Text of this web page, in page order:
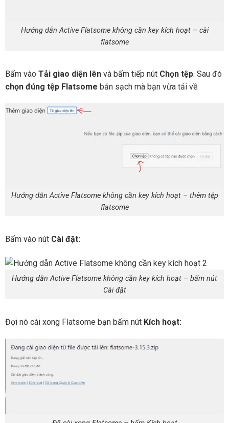
Hướng dẫn Active Flatsome không cần key kích hoạt – cài
flatsome
Bấm vào Tải giao diện lên và bấm tiếp nút Chọn tệp. Sau đó
chọn đúng tệp Flatsome bản sạch mà bạn vừa tải về:
Hướng dẫn Active Flatsome không cần key kích hoạt – thêm tệp
flatsome
Bấm vào nút Cài đặt:
Hướng dẫn Active Flatsome không cần key kích hoạt – bấm nút
Cài đặt
Đợi nó cài xong Flatsome bạn bấm nút Kích hoạt: